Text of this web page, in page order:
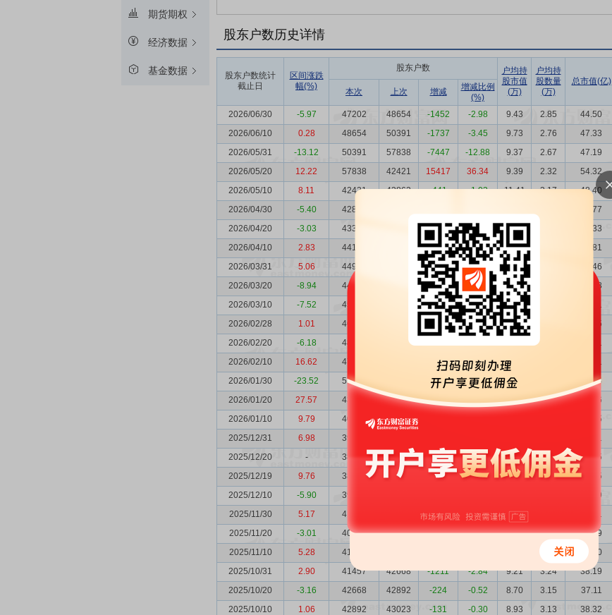
期货期权
经济数据
基金数据
股东户数历史详情
股东户数统计
截止日
区间涨跌
幅(%)
股东户数
户均持
股市值
(万)
户均持
股数量
(万)
总市值(亿)
本次 上次 增减
增减比例
(%)
2026/06/30
-5.97 47202 48654 -1452 -2.98 9.43 2.85 44.50
2026/06/10
0.28 48654 50391 -1737 -3.45 9.73 2.76 47.33
2026/05/31
-13.12 50391 57838 -7447 -12.88 9.37 2.67 47.19
2026/05/20
12.22 57838 42421 15417 36.34 9.39 2.32 54.32
2026/05/10
8.11 42421 42862 -441 -1.03 11.41 3.17 48.40
2026/04/30
-5.40 42862 44.77
2026/04/20
-3.03 43328 -792 -1.80 10.92 47.33
2026/04/10
2.83 44120 -818 -1.82 11.06 48.81
2026/03/31
5.06 44938 582 1.31 10.56 47.46
2026/03/20
-8.94 44356 -1163 -2.55 10.19 45.18
2026/03/10
-7.52 45519 -1328 -2.83 10.90 49.61
2026/02/28
1.01 46847 -1318 -2.74 11.45 53.65
2026/02/20
-6.18 48165 47587 2.79 53.11
2026/02/10
16.62 47587 -3742 -7.29 11.90 56.61
2026/01/30
-23.52 51329 7528 17.19 9.46 48.54
2026/01/20
27.57 43801 40153 3648 14.49 3.07 63.46
2026/01/10
9.79 40153 39681 49.75
2025/12/31
6.98 39681 45.31
2025/12/20
- 38160 38160 0 0.00 11.10 3.52 42.35
2025/12/19
9.76 38160 39678 -1518 -3.83 11.10 3.52 42.35
2025/12/10
-5.90 39678 38.59
2025/11/30
5.17 41584 1504 3.75 9.86 41.01
2025/11/20
-3.01 40080 41220 -1140 -2.77 9.73 3.35 38.99
2025/11/10
5.28 41220 3.26 40.20
2025/10/31
2.90 41457 42668 -1211 -2.84 9.21 3.24 38.19
2025/10/20
-3.16 42668 42892 -224 -0.52 8.70 3.15 37.11
2025/10/10
1.06 42892 43023 -131 -0.30 8.93 3.13 38.32